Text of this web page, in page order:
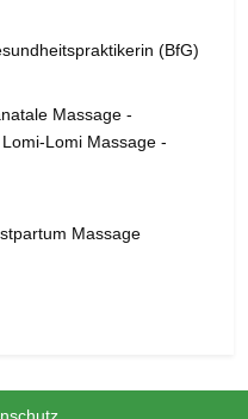
(BfG)
Massage -
Lomi Massage -
Massage